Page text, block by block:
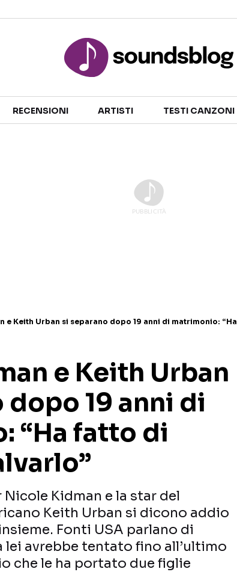
TALENT SHOW
RECENSIONI ARTISTI TESTI CANZONI
e Keith Urban si separano dopo 19 anni di matrimonio: “Ha
e Keith Urban
dopo 19 anni di
“Ha fatto di
Nicole Kidman e la star del
Keith Urban si dicono addio
Fonti USA parlano di
avrebbe tentato fino all’ultimo
che le ha portato due figlie